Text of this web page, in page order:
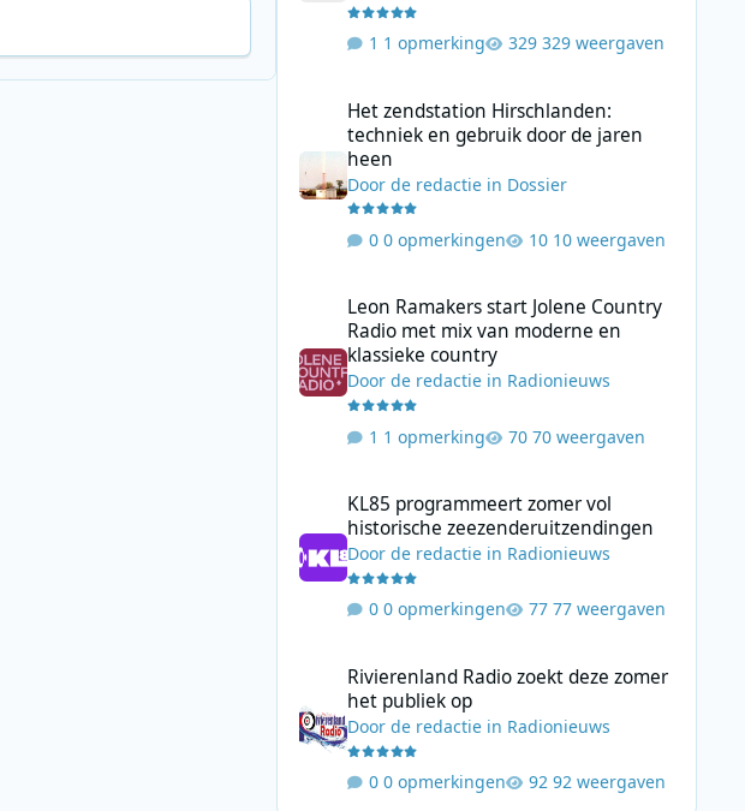
1 opmerking 329 weergaven
Het zendstation Hirschlanden:
techniek en gebruik door de jaren
heen
Door de redactiein Dossier
0 opmerkingen 10 weergaven
Leon Ramakers start Jolene Country
Radio met mix van moderne en
klassieke country
Door de redactiein Radionieuws
1 opmerking 70 weergaven
KL85 programmeert zomer vol
historische zeezenderuitzendingen
Door de redactiein Radionieuws
0 opmerkingen 77 weergaven
Rivierenland Radio zoekt deze zomer
het publiek op
Door de redactiein Radionieuws
0 opmerkingen 92 weergaven